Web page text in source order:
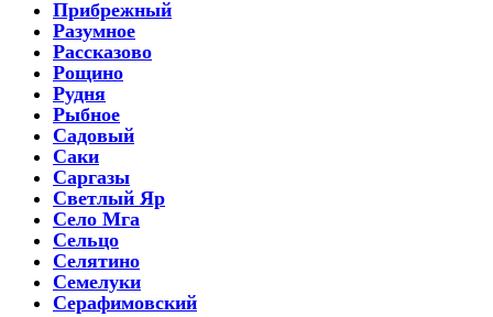
Прибрежный
Разумное
Рассказово
Рощино
Рудня
Рыбное
Садовый
Саки
Саргазы
Светлый Яр
Село Мга
Сельцо
Селятино
Семелуки
Серафимовский